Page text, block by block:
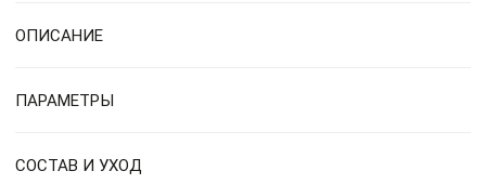
ОПИСАНИЕ
ПАРАМЕТРЫ
СОСТАВ И УХОД